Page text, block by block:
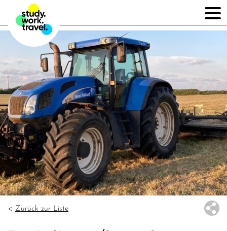
Zurück zur Liste